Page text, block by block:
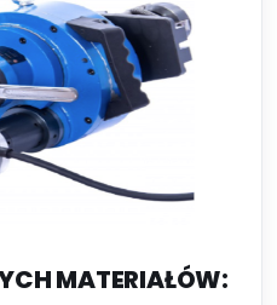
MATERIAŁÓW: